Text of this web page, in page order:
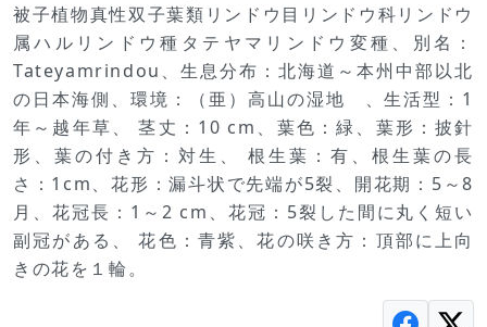
被子植物真性双子葉類リンドウ目リンドウ科リンドウ
属ハルリンドウ種タテヤマリンドウ変種、別名：
Tateyamrindou、生息分布：北海道～本州中部以北
の日本海側、環境：（亜）高山の湿地 、生活型：1
年～越年草、 茎丈：10 cm、葉色：緑、葉形：披針
形、葉の付き方：対生、 根生葉：有、根生葉の長
さ：1cm、花形：漏斗状で先端が5裂、開花期：5～8
月、花冠長：1～2 cm、花冠：5裂した間に丸く短い
副冠がある、 花色：青紫、花の咲き方：頂部に上向
きの花を１輪。